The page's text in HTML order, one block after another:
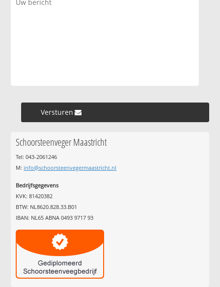
Versturen »
Schoorsteenveger Maastricht
Tel: 043-2061246
M: info@schoorsteenvegermaastricht.nl
Bedrijfsgegevens
KVK: 81420382
BTW: NL8620.828.33.B01
IBAN: NL65 ABNA 0493 9717 93